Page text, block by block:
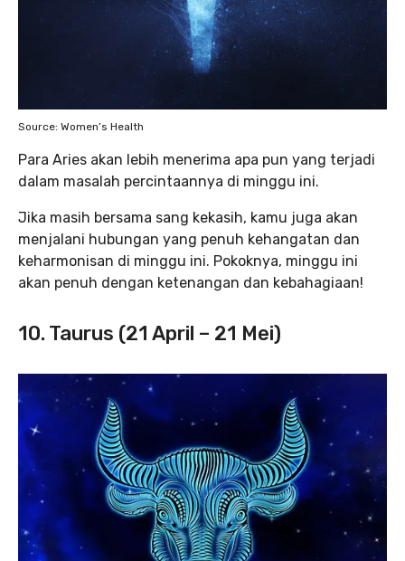
Source: Women’s Health
Para Aries akan lebih menerima apa pun yang terjadi
dalam masalah percintaannya di minggu ini.
Jika masih bersama sang kekasih, kamu juga akan
menjalani hubungan yang penuh kehangatan dan
keharmonisan di minggu ini. Pokoknya, minggu ini
akan penuh dengan ketenangan dan kebahagiaan!
10. Taurus (21 April – 21 Mei)